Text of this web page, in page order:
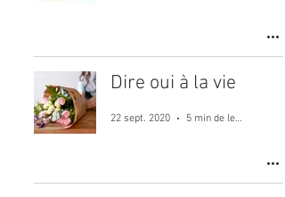
Dire oui à la vie
22 sept. 2020 5 min de lecture